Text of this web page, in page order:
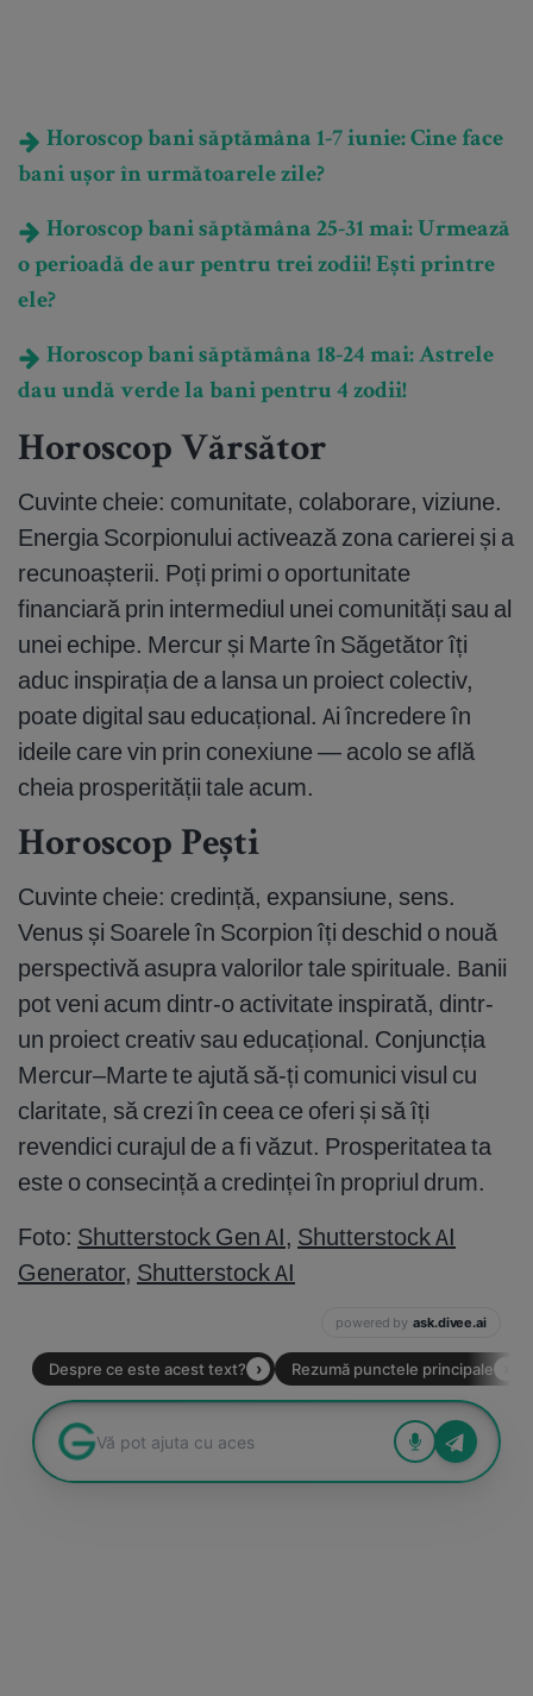
Horoscop bani săptămâna 1-7 iunie: Cine face
bani ușor în următoarele zile?
Horoscop bani săptămâna 25-31 mai: Urmează
o perioadă de aur pentru trei zodii! Ești printre
ele?
Horoscop bani săptămâna 18-24 mai: Astrele
dau undă verde la bani pentru 4 zodii!
Horoscop Vărsător
Cuvinte cheie: comunitate, colaborare, viziune.
Energia Scorpionului activează zona carierei și a
recunoașterii. Poți primi o oportunitate
financiară prin intermediul unei comunități sau al
unei echipe. Mercur și Marte în Săgetător îți
aduc inspirația de a lansa un proiect colectiv,
poate digital sau educațional. Ai încredere în
ideile care vin prin conexiune — acolo se află
cheia prosperității tale acum.
Horoscop Pești
Cuvinte cheie: credință, expansiune, sens.
Venus și Soarele în Scorpion îți deschid o nouă
perspectivă asupra valorilor tale spirituale. Banii
pot veni acum dintr-o activitate inspirată, dintr-
un proiect creativ sau educațional. Conjuncția
Mercur–Marte te ajută să-ți comunici visul cu
claritate, să crezi în ceea ce oferi și să îți
revendici curajul de a fi văzut. Prosperitatea ta
este o consecință a credinței în propriul drum.
Foto: Shutterstock Gen AI, Shutterstock AI
Generator, Shutterstock AI